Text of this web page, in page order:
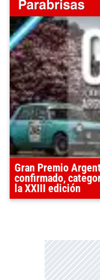
Gran Premio
confirmado,
la XXIII edición